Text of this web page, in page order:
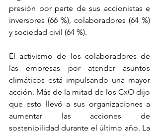
presión por parte de sus accionistas e
inversores (66 %), colaboradores (64 %)
y sociedad civil (64 %).
El activismo de los colaboradores de
las empresas por atender asuntos
climáticos está impulsando una mayor
acción. Más de la mitad de los CxO dijo
que esto llevó a sus organizaciones a
aumentar las acciones de
sostenibilidad durante el último año. La